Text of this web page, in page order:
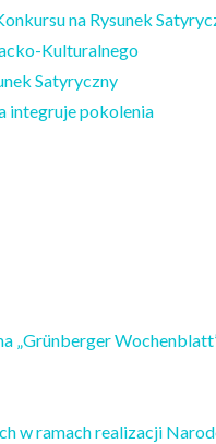
na Rysunek
Kulturalnego
Satyryczny
integruje pokolenia
„Grünberger
w ramach realizacji